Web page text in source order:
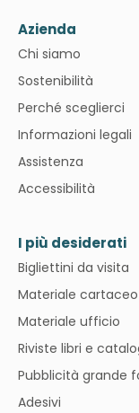
Azienda
Chi siamo
Sostenibilità
Perché sceglierci
Informazioni legali
Assistenza
Accessibilità
I più desiderati
Bigliettini da visita
Materiale cartaceo
Materiale ufficio
Riviste libri e
Pubblicità grande
Adesivi